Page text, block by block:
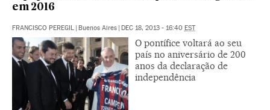
em 2016
FRANCISCO PEREGIL | Buenos Aires | DEC 18, 2013 - 16:40 EST
O pontífice voltará ao seu
país no aniversário de 200
anos da declaração de
independência